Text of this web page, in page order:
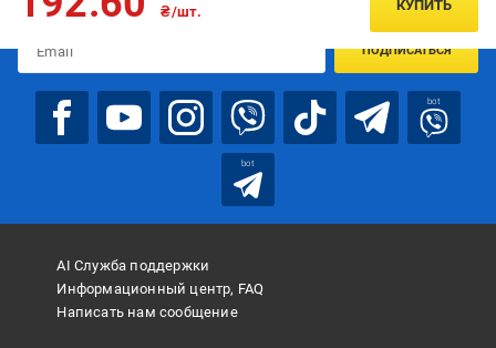
₴/шт. КУПИТЬ
ПОДПИСАТЬСЯ
bot
bot
AI Служба поддержки
Информационный центр, FAQ
Написать нам сообщение